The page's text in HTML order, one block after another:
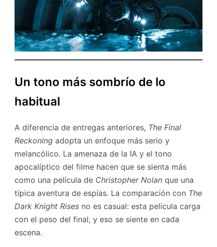
Un tono más sombrío de lo
habitual
A diferencia de entregas anteriores, The Final
Reckoning adopta un enfoque más serio y
melancólico. La amenaza de la IA y el tono
apocalíptico del filme hacen que se sienta más
como una película de Christopher Nolan que una
típica aventura de espías. La comparación con The
Dark Knight Rises no es casual: esta película carga
con el peso del final, y eso se siente en cada
escena.